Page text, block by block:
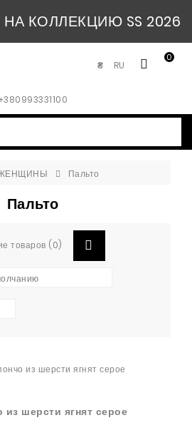
НА КОЛЛЕКЦИЮ SS 2026
0
RU
₴
Пальто
Пальто
товаров (0)
из шерсти ягнят серое